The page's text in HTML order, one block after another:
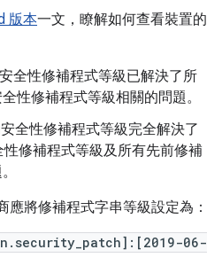
版本一文，瞭解如何查看裝置的
全性修補程式等級已解決了所
性修補程式等級相關的問題。
全性修補程式等級完全解決了
修補程式等級及所有先前修補
應將修補程式字串等級設定為：
06-